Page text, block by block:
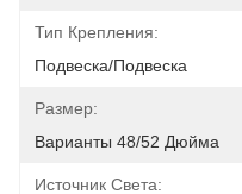
Тип Крепления:
Подвеска/подвеска
Размер:
Варианты 48/52 Дюйма
Источник Света: